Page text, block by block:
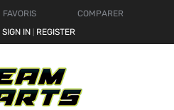
FAVORIS
COMPARER
SIGN IN REGISTER